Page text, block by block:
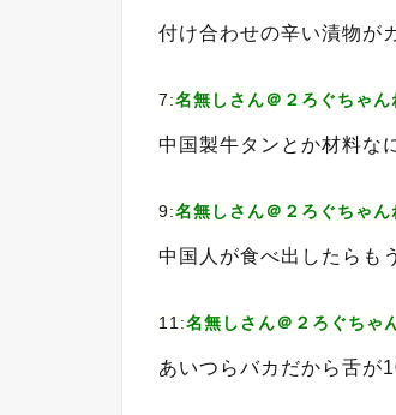
付け合わせの辛い漬物が
7:名無しさん＠２ろぐちゃん
中国製牛タンとか材料な
9:名無しさん＠２ろぐちゃん
中国人が食べ出したらも
11:名無しさん＠２ろぐちゃ
あいつらバカだから舌が